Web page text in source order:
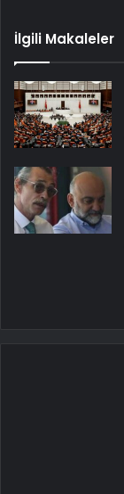
İlgili Makaleler